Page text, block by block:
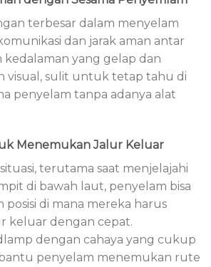
terbesar dalam menyelam
dan jarak aman antar
kedalaman yang gelap dan
visual, sulit untuk tetap tahu di
penyelam tanpa adanya alat
Menemukan Jalur Keluar
terutama saat menjelajahi
di bawah laut, penyelam bisa
posisi di mana mereka harus
keluar dengan cepat.
dengan cahaya yang cukup
penyelam menemukan rute